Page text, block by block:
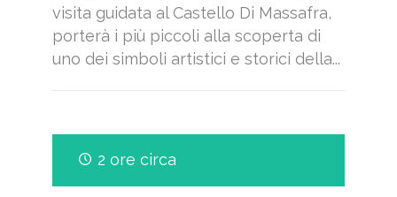
visita guidata al Castello Di Massafra,
porterà i più piccoli alla scoperta di
uno dei simboli artistici e storici della...
2 ore circa